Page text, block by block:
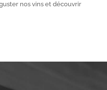
nos vins et découvrir